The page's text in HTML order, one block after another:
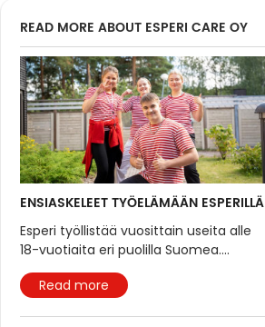
READ MORE ABOUT ESPERI CARE OY
ENSIASKELEET TYÖELÄMÄÄN ESPERILLÄ
Esperi työllistää vuosittain useita alle
18-vuotiaita eri puolilla Suomea....
Read more